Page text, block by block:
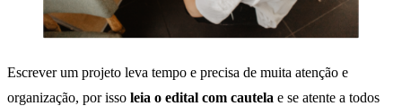
Escrever um projeto leva tempo e precisa de muita atenção e
organização, por isso leia o edital com cautela e se atente a todos